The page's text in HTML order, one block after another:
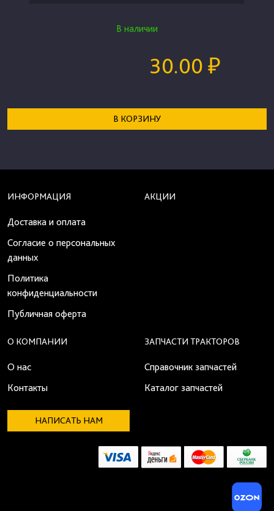
В наличии
30.00 ₽
В КОРЗИНУ
ИНФОРМАЦИЯ
Доставка и оплата
Согласие о персональных
данных
Политика
конфиденциальности
Публичная оферта
АКЦИИ
О КОМПАНИИ
О нас
Контакты
ЗАПЧАСТИ ТРАКТОРОВ
Справочник запчастей
Каталог запчастей
НАПИСАТЬ НАМ